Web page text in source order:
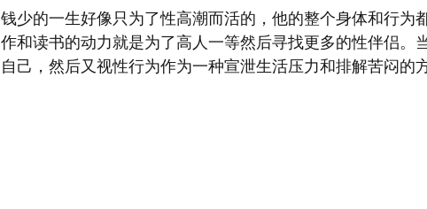
钱少的一生好像只为了性高潮而活的，他的整个身体和行为
作和读书的动力就是为了高人一等然后寻找更多的性伴侣。
自己，然后又视性行为作为一种宣泄生活压力和排解苦闷的